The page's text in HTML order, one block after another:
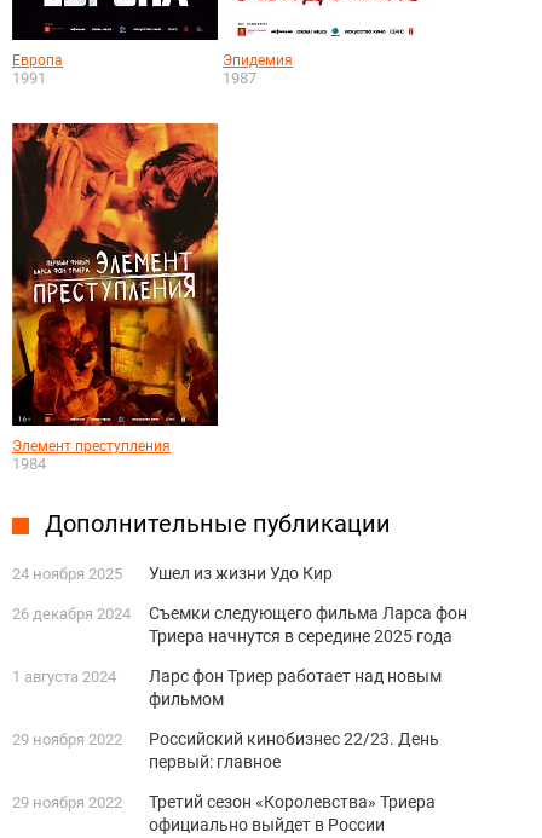
Европа
1991
Эпидемия
1987
Элемент преступления
1984
Дополнительные публикации
24 ноября 2025 Ушел из жизни Удо Кир
26 декабря 2024
Съемки следующего фильма Ларса фон
Триера начнутся в середине 2025 года
1 августа 2024
Ларс фон Триер работает над новым
фильмом
29 ноября 2022
Российский кинобизнес 22/23. День
первый: главное
29 ноября 2022
Третий сезон «Королевства» Триера
официально выйдет в России